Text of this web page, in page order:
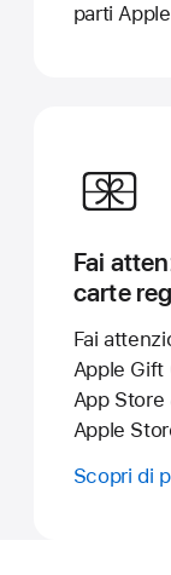
parti
Fai
carte
Fai
Apple Gift
App Store
Apple
Scopri di